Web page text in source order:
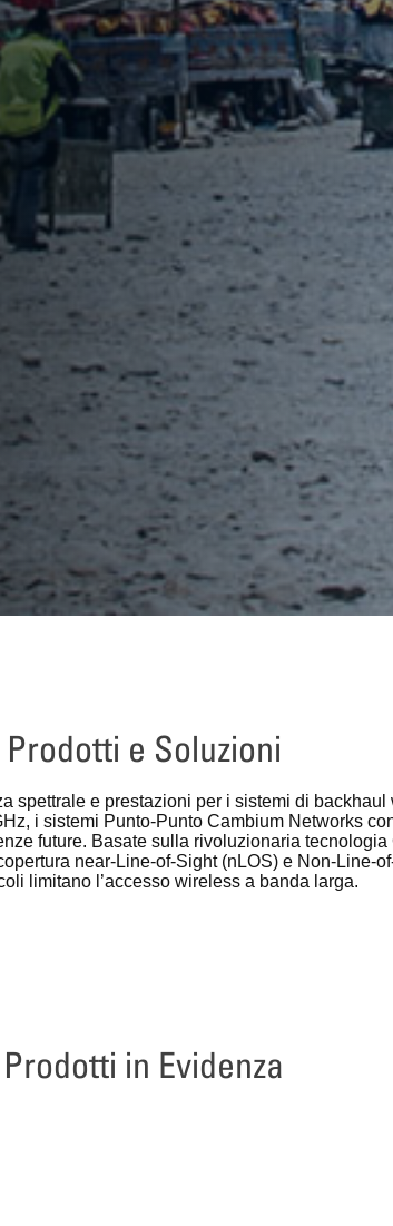
Prodotti e Soluzioni
spettrale e prestazioni per i sistemi di
i sistemi Punto-Punto Cambium Networks
future. Basate sulla rivoluzionaria
near-Line-of-Sight (nLOS) e Non-Line-
limitano l’accesso wireless a banda larga.
Prodotti in Evidenza